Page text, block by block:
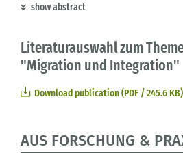
show abstract
Literaturauswahl zum
"Migration und Integration"
Download publication (PDF / 245.6 KB)
AUS FORSCHUNG &